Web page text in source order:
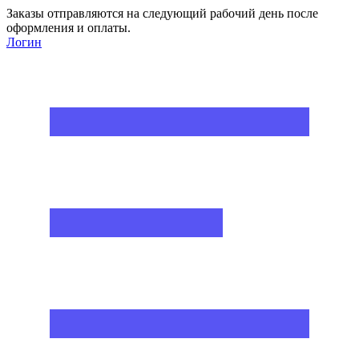
Заказы отправляются на следующий рабочий день после
оформления и оплаты.
Логин